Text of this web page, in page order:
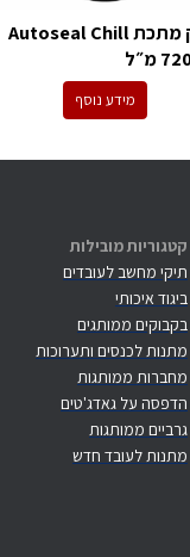
בקבוק מתכת Autoseal Chill
מידע נוסף
קטגוריות מובילות
תיקי מחשב לעובדים
ביגוד איכותי
בקבוקים ממותגים
מתנות לכנסים ותערוכות
מחברות ממותגות
הדפסה על גאדג'טים
גרביים ממותגות
מתנות לעובד חדש